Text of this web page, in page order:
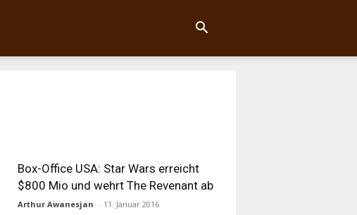
Box-Office USA: Star Wars erreicht
$800 Mio und wehrt The Revenant ab
Arthur Awanesjan - 11. Januar 2016